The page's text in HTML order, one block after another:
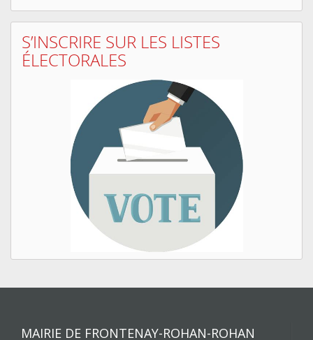
S’INSCRIRE SUR LES LISTES
ÉLECTORALES
MAIRIE DE FRONTENAY-ROHAN-ROHAN